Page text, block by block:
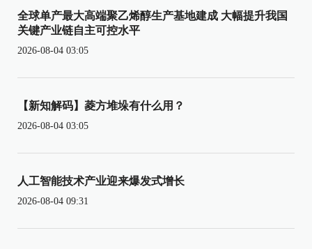
全球单产最大高端聚乙烯醇生产基地建成 大幅提升我国
关键产业链自主可控水平
2026-08-04 03:05
【新知解码】菱方堆垛有什么用？
2026-08-04 03:05
人工智能技术产业迎来爆发式增长
2026-08-04 09:31